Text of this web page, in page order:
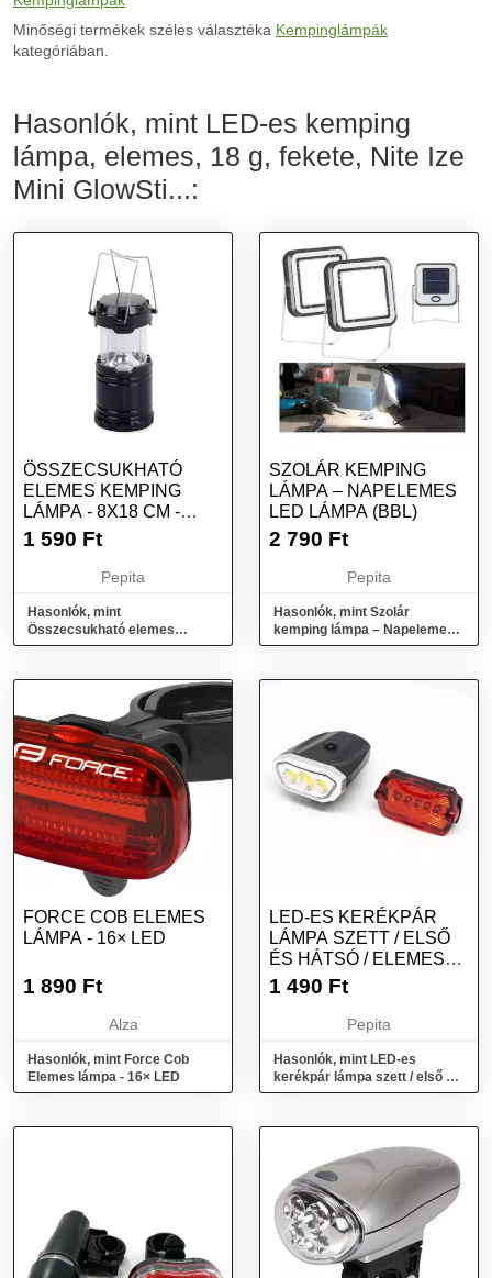
Kemping lámpa · Átmérő: 19 mm Szállítás tartalma: Glowstick ·
Gombelemek · Használati útmutató
Minőségi termékek széles választéka Kempinglámpák
kategóriában.
Hasonlók, mint LED-es kemping
lámpa, elemes, 18 g, fekete, Nite Ize
Mini GlowSti...:
ÖSSZECSUKHATÓ
ELEMES KEMPING
LÁMPA - 8X18 CM -
FEKETE
1 590 Ft
Pepita
Hasonlók, mint
Összecsukható elemes
kemping lámpa - 8x18 cm -
SZOLÁR KEMPING
LÁMPA – NAPELEMES
LED LÁMPA (BBL)
2 790 Ft
Pepita
Hasonlók, mint Szolár
kemping lámpa – Napelemes
led lámpa (BBL)
FORCE COB ELEMES
LÁMPA - 16× LED
1 890 Ft
Alza
Hasonlók, mint Force Cob
Elemes lámpa - 16× LED
LED-ES KERÉKPÁR
LÁMPA SZETT / ELSŐ
ÉS HÁTSÓ / ELEMES
(16766)
1 490 Ft
Pepita
Hasonlók, mint LED-es
kerékpár lámpa szett / első és
hátsó / elemes (16766)